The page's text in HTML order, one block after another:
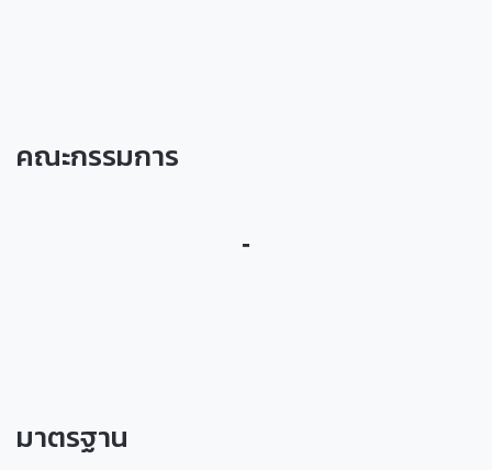
คณะกรรมการ
-
มาตรฐาน